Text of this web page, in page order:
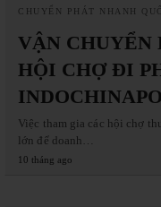
CHUYỂN PHÁT NHANH
VẬN
HỘI CHỢ ĐI
Việc tham gia các hội chợ
lớn để doanh…
10 tháng ago